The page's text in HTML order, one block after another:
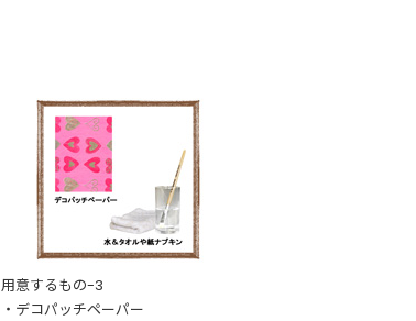
用意するもの-3
・デコパッチペーパー